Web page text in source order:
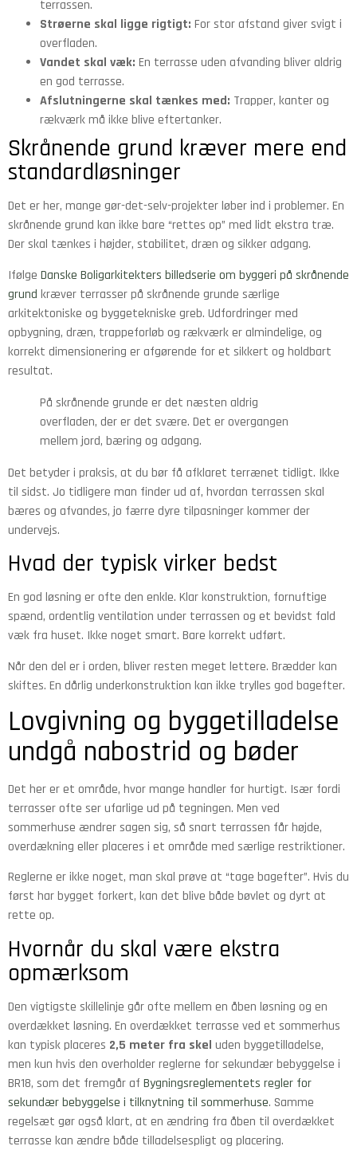
terrassen.
Strøerne skal ligge rigtigt: For stor afstand giver svigt i
overfladen.
Vandet skal væk: En terrasse uden afvanding bliver aldrig
en god terrasse.
Afslutningerne skal tænkes med: Trapper, kanter og
rækværk må ikke blive eftertanker.
Skrånende grund kræver mere end
standardløsninger
Det er her, mange gør-det-selv-projekter løber ind i problemer. En
skrånende grund kan ikke bare “rettes op” med lidt ekstra træ.
Der skal tænkes i højder, stabilitet, dræn og sikker adgang.
Ifølge Danske Boligarkitekters billedserie om byggeri på skrånende
grund kræver terrasser på skrånende grunde særlige
arkitektoniske og byggetekniske greb. Udfordringer med
opbygning, dræn, trappeforløb og rækværk er almindelige, og
korrekt dimensionering er afgørende for et sikkert og holdbart
resultat.
På skrånende grunde er det næsten aldrig
overfladen, der er det svære. Det er overgangen
mellem jord, bæring og adgang.
Det betyder i praksis, at du bør få afklaret terrænet tidligt. Ikke
til sidst. Jo tidligere man finder ud af, hvordan terrassen skal
bæres og afvandes, jo færre dyre tilpasninger kommer der
undervejs.
Hvad der typisk virker bedst
En god løsning er ofte den enkle. Klar konstruktion, fornuftige
spænd, ordentlig ventilation under terrassen og et bevidst fald
væk fra huset. Ikke noget smart. Bare korrekt udført.
Når den del er i orden, bliver resten meget lettere. Brædder kan
skiftes. En dårlig underkonstruktion kan ikke trylles god bagefter.
Lovgivning og byggetilladelse
undgå nabostrid og bøder
Det her er et område, hvor mange handler for hurtigt. Især fordi
terrasser ofte ser ufarlige ud på tegningen. Men ved
sommerhuse ændrer sagen sig, så snart terrassen får højde,
overdækning eller placeres i et område med særlige restriktioner.
Reglerne er ikke noget, man skal prøve at “tage bagefter”. Hvis du
først har bygget forkert, kan det blive både bøvlet og dyrt at
rette op.
Hvornår du skal være ekstra
opmærksom
Den vigtigste skillelinje går ofte mellem en åben løsning og en
overdækket løsning. En overdækket terrasse ved et sommerhus
kan typisk placeres 2,5 meter fra skel uden byggetilladelse,
men kun hvis den overholder reglerne for sekundær bebyggelse i
BR18, som det fremgår af Bygningsreglementets regler for
sekundær bebyggelse i tilknytning til sommerhuse. Samme
regelsæt gør også klart, at en ændring fra åben til overdækket
terrasse kan ændre både tilladelsespligt og placering.